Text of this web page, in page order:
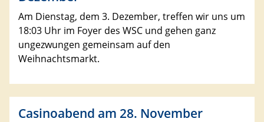
Am Dienstag, dem 3. Dezember, treffen wir uns um
18:03 Uhr im Foyer des WSC und gehen ganz
ungezwungen gemeinsam auf den
Weihnachtsmarkt.
Casinoabend am 28. November